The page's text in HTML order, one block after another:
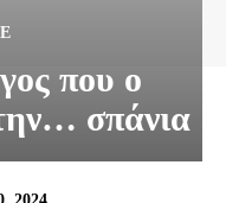
που ο
σπάνια